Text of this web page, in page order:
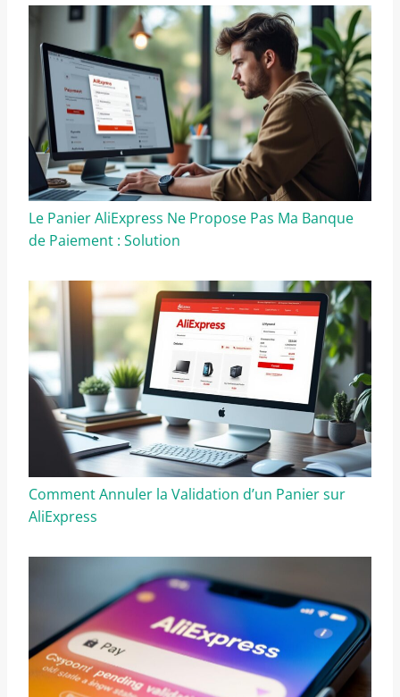
Le Panier AliExpress Ne Propose Pas Ma Banque
de Paiement : Solution
Comment Annuler la Validation d’un Panier sur
AliExpress